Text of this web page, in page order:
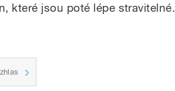
které jsou poté lépe stravitelné.